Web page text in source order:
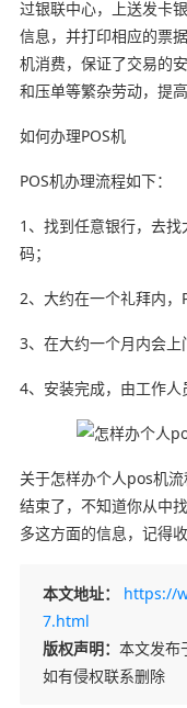
过银联中心，上送发卡
信息，并打印相应的票
机消费，保证了交易的
和压单等繁杂劳动，提高
如何办理POS机
POS机办理流程如下：
1、找到任意银行，去
码；
2、大约在一个礼拜内，
3、在大约一个月内会上
4、安装完成，由工作人
关于怎样办个人pos机
结束了，不知道你从中
多这方面的信息，记得
本文地址：
https://
7.html
版权声明： 本文发布
如有侵权联系删除